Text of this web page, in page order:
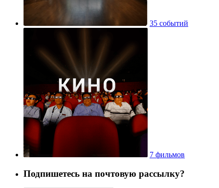
35 событий
7 фильмов
Подпишетесь на почтовую рассылку?